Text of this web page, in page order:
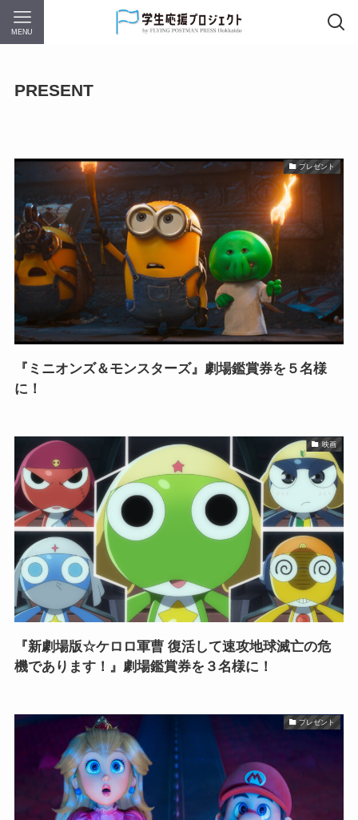
MENU
PRESENT
プレゼント
『ミニオンズ＆モンスターズ』劇場鑑賞券を５名様
に！
映画
『新劇場版☆ケロロ軍曹 復活して速攻地球滅亡の危
機であります！』劇場鑑賞券を３名様に！
プレゼント